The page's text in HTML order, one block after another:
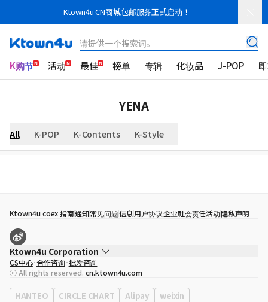
Ktown4u CN商城包邮服务正式启动！
请提供一个搜索词。
K购节 活动 最佳 榜单 专辑 化妆品 J-POP
YENA
All K-POP K-Contents K-Style
Ktown4u coex 指南通知常见问题信息用户协议企业社会责任活动隐私声明
Ktown4u Corporation
代表
宋効珉
营业执照 120-87-71116
公司地址 首尔特别市 江南区 岭东大路 513号 3楼 （三成洞， coex)
CS中心 合作咨询 批发咨询
ⓒ All rights reserved. cn.ktown4u.com
HANTEO CIRCLE CHART Alipay
weixin